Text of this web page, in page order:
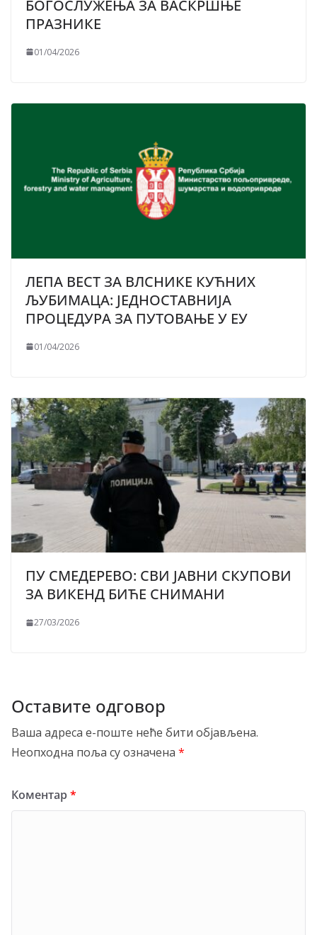
БОГОСЛУЖЕЊА ЗА ВАСКРШЊЕ
ПРАЗНИКЕ
01/04/2026
ЛЕПА ВЕСТ ЗА ВЛСНИКЕ КУЋНИХ
ЉУБИМАЦА: ЈЕДНОСТАВНИЈА
ПРОЦЕДУРА ЗА ПУТОВАЊЕ У ЕУ
01/04/2026
ПУ СМЕДЕРЕВО: СВИ ЈАВНИ СКУПОВИ
ЗА ВИКЕНД БИЋЕ СНИМАНИ
27/03/2026
Оставите одговор
Ваша адреса е-поште неће бити објављена.
Неопходна поља су означена *
Коментар*